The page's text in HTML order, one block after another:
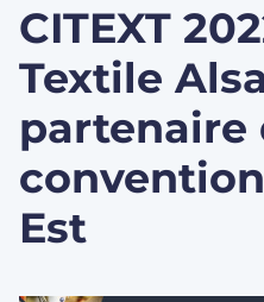
CITEXT
Textile
partenaire
Est